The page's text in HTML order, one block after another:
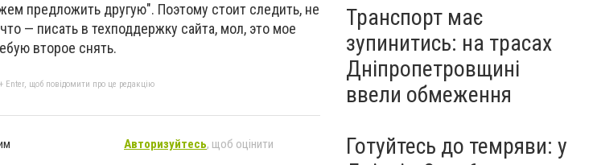
предложить другую". Поэтому стоит следить, не
— писать в техподдержку сайта, мол, это мое
второе снять.
Enter, щоб повідомити про це редакцію
Авторизуйтесь, щоб оцінити
Транспорт має
зупинитись: на трасах
Дніпропетровщині
ввели обмеження
Готуйтесь до темряви: у